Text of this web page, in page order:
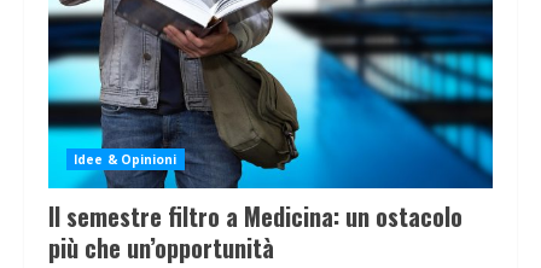
Idee & Opinioni
Il semestre filtro a Medicina: un ostacolo
più che un’opportunità